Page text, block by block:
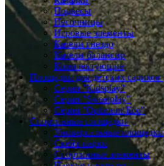
Подвесы
Песочницы
Игровые элементы
Качели гнездо
Качели-балансир
Комплектующие
Площадки для детских садиков
Серия "Kidsplay"
Серия "Sweetplay"
Серия "Оptimum-Еco"
Спортивные площадки
Универсальные площадки
Скейт-парки
Спортивные элементы